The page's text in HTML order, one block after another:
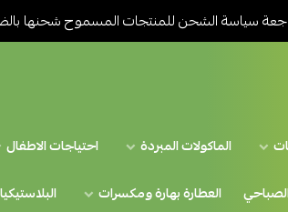
الشحن للمنتجات المسموح شحنها بالضغط هناء
الماكولات المبردة احتياجات الاطفال
العطارة بهارة ومكسرات